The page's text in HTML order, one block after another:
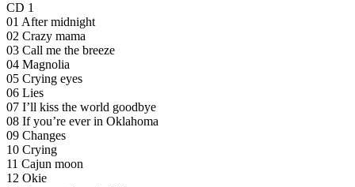
CD 1
01 After midnight
02 Crazy mama
03 Call me the breeze
04 Magnolia
05 Crying eyes
06 Lies
07 I’ll kiss the world goodbye
08 If you’re ever in Oklahoma
09 Changes
10 Crying
11 Cajun moon
12 Okie